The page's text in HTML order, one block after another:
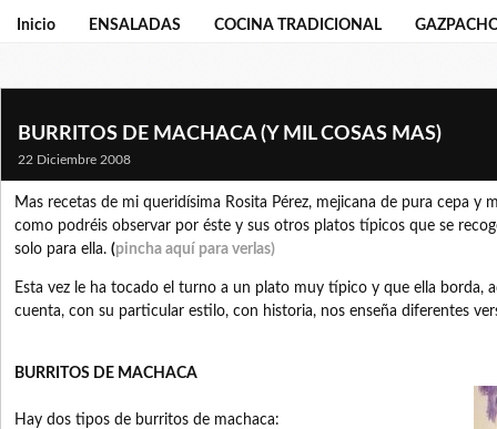
Inicio ENSALADAS COCINA TRADICIONAL
BURRITOS DE MACHACA (Y MIL COSAS MAS)
22 Diciembre 2008
Mas recetas de mi queridísima Rosita Pérez, mejicana de pura cepa y
como podréis observar por éste y sus otros platos típicos que se
solo para ella. (pincha aquí para verlas)
Esta vez le ha tocado el turno a un plato muy típico y que ella borda,
cuenta, con su particular estilo, con historia, nos enseña diferentes
BURRITOS DE MACHACA
Hay dos tipos de burritos de machaca: